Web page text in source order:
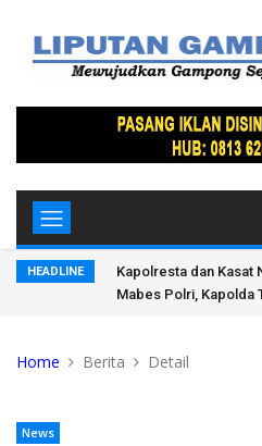
HEADLINE
Semarak Usia Perak,
Peringatan HUT ke-25
Home Berita Detail
News